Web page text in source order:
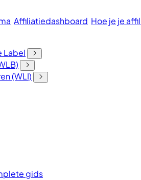
Affiliatiedashboard Hoe je je
Label
(WLI)
gids